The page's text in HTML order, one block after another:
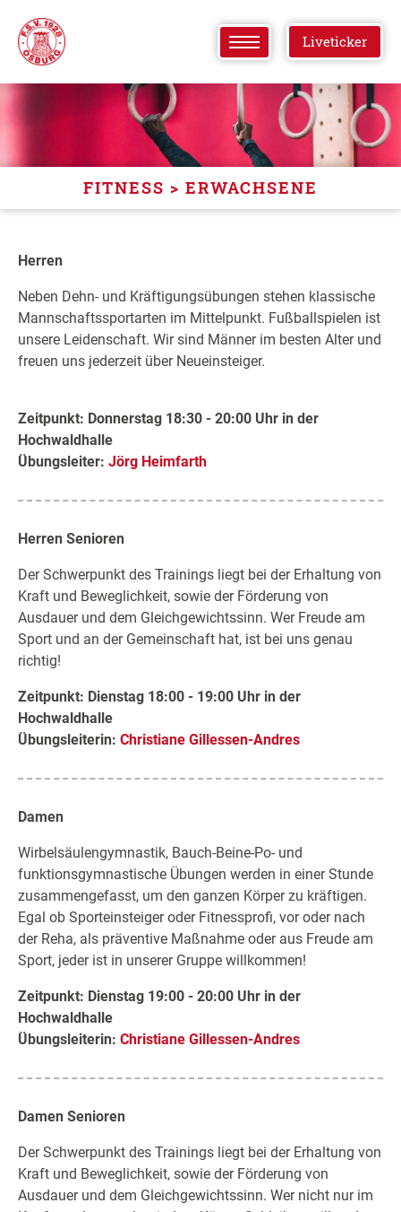
Liveticker
FITNESS > ERWACHSENE
Herren
Neben Dehn- und Kräftigungsübungen stehen klassische
Mannschaftssportarten im Mittelpunkt. Fußballspielen ist
unsere Leidenschaft. Wir sind Männer im besten Alter und
freuen uns jederzeit über Neueinsteiger.
Zeitpunkt: Donnerstag 18:30 - 20:00 Uhr in der
Hochwaldhalle
Übungsleiter: Jörg Heimfarth
Herren Senioren
Der Schwerpunkt des Trainings liegt bei der Erhaltung von
Kraft und Beweglichkeit, sowie der Förderung von
Ausdauer und dem Gleichgewichtssinn. Wer Freude am
Sport und an der Gemeinschaft hat, ist bei uns genau
richtig!
Zeitpunkt: Dienstag 18:00 - 19:00 Uhr in der
Hochwaldhalle
Übungsleiterin: Christiane Gillessen-Andres
Damen
Wirbelsäulengymnastik, Bauch-Beine-Po- und
funktionsgymnastische Übungen werden in einer Stunde
zusammengefasst, um den ganzen Körper zu kräftigen.
Egal ob Sporteinsteiger oder Fitnessprofi, vor oder nach
der Reha, als präventive Maßnahme oder aus Freude am
Sport, jeder ist in unserer Gruppe willkommen!
Zeitpunkt: Dienstag 19:00 - 20:00 Uhr in der
Hochwaldhalle
Übungsleiterin: Christiane Gillessen-Andres
Damen Senioren
Der Schwerpunkt des Trainings liegt bei der Erhaltung von
Kraft und Beweglichkeit, sowie der Förderung von
Ausdauer und dem Gleichgewichtssinn. Wer nicht nur im